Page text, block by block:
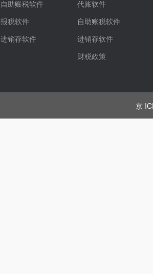
自助账税软件
报税软件
进销存软件
代账软件
自助账税软件
进销存软件
财税政策
京